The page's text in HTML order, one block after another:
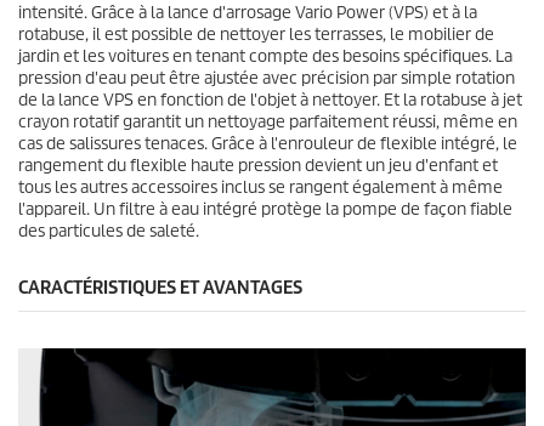
i
s
intensité. Grâce à la lance d'arrosage Vario Power (VPS) et à la
rotabuse, il est possible de nettoyer les terrasses, le mobilier de
jardin et les voitures en tenant compte des besoins spécifiques. La
pression d'eau peut être ajustée avec précision par simple rotation
de la lance VPS en fonction de l'objet à nettoyer. Et la rotabuse à jet
crayon rotatif garantit un nettoyage parfaitement réussi, même en
cas de salissures tenaces. Grâce à l'enrouleur de flexible intégré, le
rangement du flexible haute pression devient un jeu d'enfant et
tous les autres accessoires inclus se rangent également à même
l'appareil. Un filtre à eau intégré protège la pompe de façon fiable
des particules de saleté.
CARACTÉRISTIQUES ET AVANTAGES